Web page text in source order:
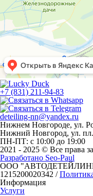
+7 (831) 211-94-83
deteiling-nn@yandex.ru
Нижнем Новгороде, ул.
Нижний Новгород, ул.
ПН-ПТ: c 10:00 до 19:00
2021 - 2025 © Все права
Разработано Seo-Paul
ООО
1215200020342 /
Информация
Услуги